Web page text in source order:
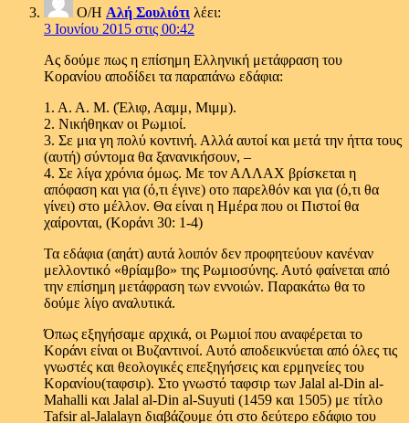
Ο/Η Αλή Σουλιότι λέει:
3 Ιουνίου 2015 στις 00:42
Ας δούμε πως η επίσημη Ελληνική μετάφραση του
Κορανίου αποδίδει τα παραπάνω εδάφια:
1. Α. Α. Μ. (Έλιφ, Ααμμ, Μιμμ).
2. Νικήθηκαν οι Ρωμιοί.
3. Σε μια γη πολύ κοντινή. Αλλά αυτοί και μετά την ήττα τους
(αυτή) σύντομα θα ξανανικήσουν, –
4. Σε λίγα χρόνια όμως. Με τον ΑΛΛΑΧ βρίσκεται η
απόφαση και για (ό,τι έγινε) οτο παρελθόν και για (ό,τι θα
γίνει) στο μέλλον. Θα είναι η Ημέρα που οι Πιστοί θα
χαίρονται, (Κοράνι 30: 1-4)
Τα εδάφια (αηάτ) αυτά λοιπόν δεν προφητεύουν κανέναν
μελλοντικό «θρίαμβο» της Ρωμιοσύνης. Αυτό φαίνεται από
την επίσημη μετάφραση των εννοιών. Παρακάτω θα το
δούμε λίγο αναλυτικά.
Όπως εξηγήσαμε αρχικά, οι Ρωμιοί που αναφέρεται το
Κοράνι είναι οι Βυζαντινοί. Αυτό αποδεικνύεται από όλες τις
γνωστές και θεολογικές επεξηγήσεις και ερμηνείες του
Κορανίου(ταφσιρ). Στο γνωστό ταφσιρ των Jalal al-Din al-
Mahalli και Jalal al-Din al-Suyuti (1459 και 1505) με τίτλο
Tafsir al-Jalalayn διαβάζουμε ότι στο δεύτερο εδάφιο του